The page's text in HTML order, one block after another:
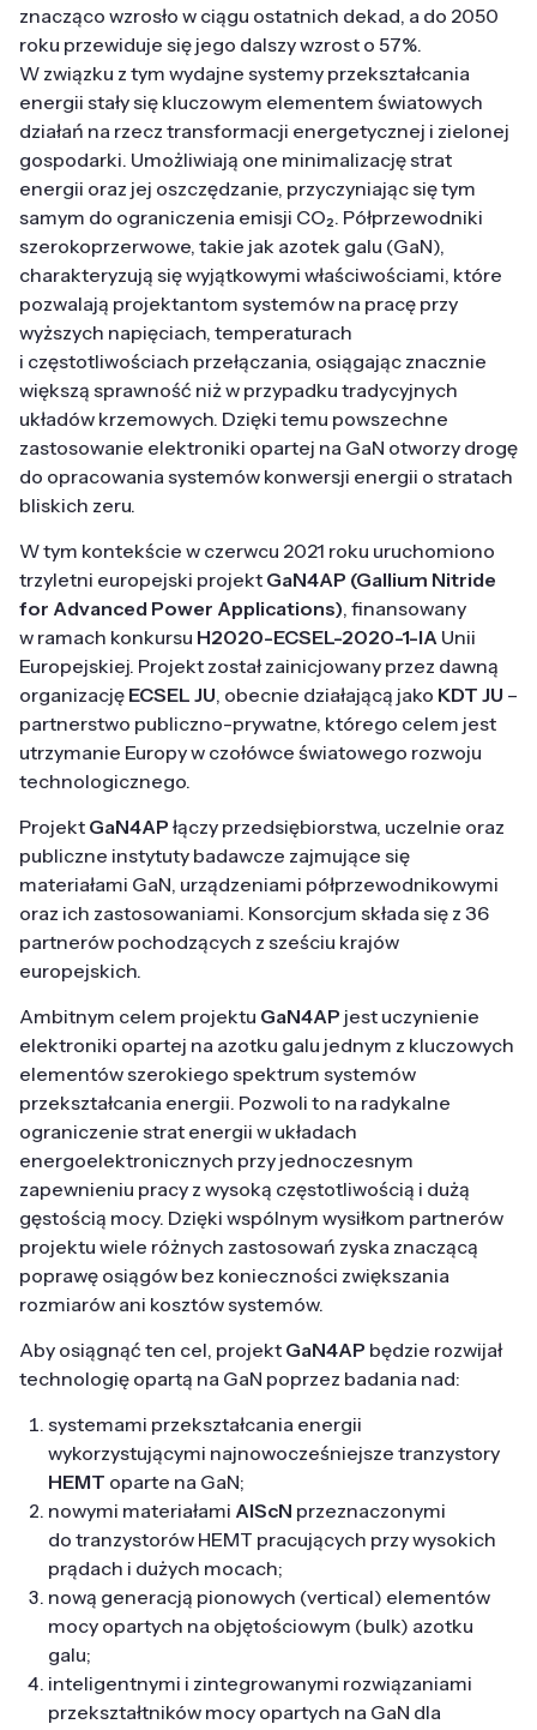
znacząco wzrosło w ciągu ostatnich dekad, a do 2050
roku przewiduje się jego dalszy wzrost o 57%.
W związku z tym wydajne systemy przekształcania
energii stały się kluczowym elementem światowych
działań na rzecz transformacji energetycznej i zielonej
gospodarki. Umożliwiają one minimalizację strat
energii oraz jej oszczędzanie, przyczyniając się tym
samym do ograniczenia emisji CO₂. Półprzewodniki
szerokoprzerwowe, takie jak azotek galu (GaN),
charakteryzują się wyjątkowymi właściwościami, które
pozwalają projektantom systemów na pracę przy
wyższych napięciach, temperaturach
i częstotliwościach przełączania, osiągając znacznie
większą sprawność niż w przypadku tradycyjnych
układów krzemowych. Dzięki temu powszechne
zastosowanie elektroniki opartej na GaN otworzy drogę
do opracowania systemów konwersji energii o stratach
bliskich zeru.
W tym kontekście w czerwcu 2021 roku uruchomiono
trzyletni europejski projekt GaN4AP (Gallium Nitride
for Advanced Power Applications), finansowany
w ramach konkursu H2020-ECSEL-2020-1-IA Unii
Europejskiej. Projekt został zainicjowany przez dawną
organizację ECSEL JU, obecnie działającą jako KDT JU –
partnerstwo publiczno-prywatne, którego celem jest
utrzymanie Europy w czołówce światowego rozwoju
technologicznego.
Projekt GaN4AP łączy przedsiębiorstwa, uczelnie oraz
publiczne instytuty badawcze zajmujące się
materiałami GaN, urządzeniami półprzewodnikowymi
oraz ich zastosowaniami. Konsorcjum składa się z 36
partnerów pochodzących z sześciu krajów
europejskich.
Ambitnym celem projektu GaN4AP jest uczynienie
elektroniki opartej na azotku galu jednym z kluczowych
elementów szerokiego spektrum systemów
przekształcania energii. Pozwoli to na radykalne
ograniczenie strat energii w układach
energoelektronicznych przy jednoczesnym
zapewnieniu pracy z wysoką częstotliwością i dużą
gęstością mocy. Dzięki wspólnym wysiłkom partnerów
projektu wiele różnych zastosowań zyska znaczącą
poprawę osiągów bez konieczności zwiększania
rozmiarów ani kosztów systemów.
Aby osiągnąć ten cel, projekt GaN4AP będzie rozwijał
technologię opartą na GaN poprzez badania nad:
systemami przekształcania energii
wykorzystującymi najnowocześniejsze tranzystory
HEMT oparte na GaN;
nowymi materiałami AlScN przeznaczonymi
do tranzystorów HEMT pracujących przy wysokich
prądach i dużych mocach;
nową generacją pionowych (vertical) elementów
mocy opartych na objętościowym (bulk) azotku
galu;
inteligentnymi i zintegrowanymi rozwiązaniami
przekształtników mocy opartych na GaN dla